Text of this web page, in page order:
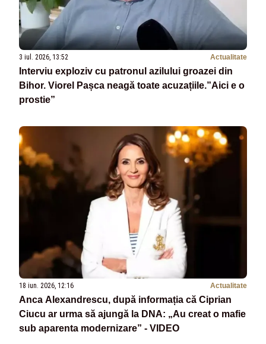
3 iul. 2026, 13:52 Actualitate
Interviu exploziv cu patronul azilului groazei din
Bihor. Viorel Pașca neagă toate acuzațiile.”Aici e o
prostie”
18 iun. 2026, 12:16 Actualitate
Anca Alexandrescu, după informația că Ciprian
Ciucu ar urma să ajungă la DNA: „Au creat o mafie
sub aparenta modernizare” - VIDEO